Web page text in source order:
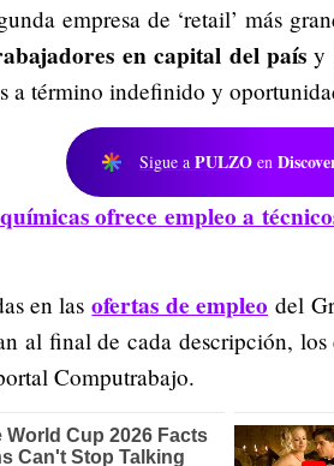
empresa de ‘retail’ más
en capital del paísy
a término indefinido y
Sigue a PULZO en
ofrece empleo a
en lasofertas de empleo del
al final de cada descripción,
Computrabajo.